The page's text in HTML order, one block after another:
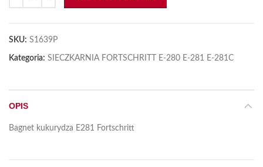
SKU: S1639P
Kategoria: SIECZKARNIA FORTSCHRITT E-280 E-281 E-281C
OPIS
Bagnet kukurydza E281 Fortschritt